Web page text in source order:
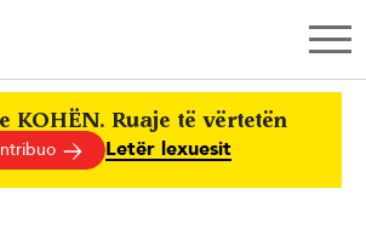
KOHËN. Ruaje të vërtetën
Letër lexuesit